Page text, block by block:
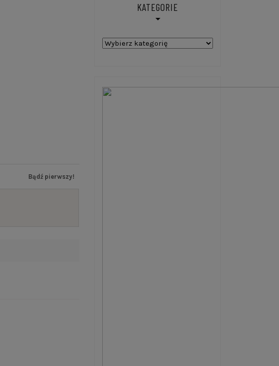
Bądź pierwszy!
KATEGORIE
Kategorie